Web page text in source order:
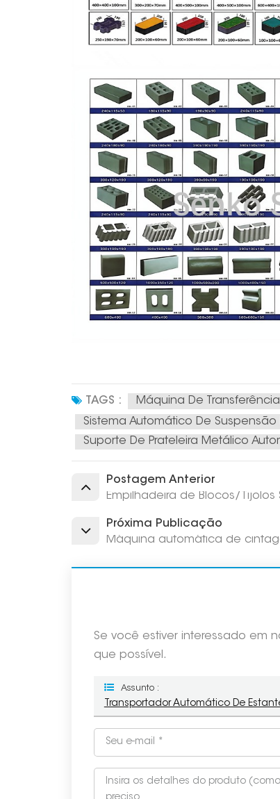
TAGS : Máquina De
Sistema Automático De Suspensão
Suporte De Prateleira Metálico
Postagem Anterior
Empilhadeira de Blocos/Tijolos
Próxima Publicação
Máquina automática de
Se você estiver interessado em
que possível.
Assunto :
Transportador Automático De